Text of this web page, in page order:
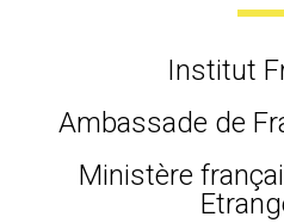
Institut
Ambassade de
Ministère